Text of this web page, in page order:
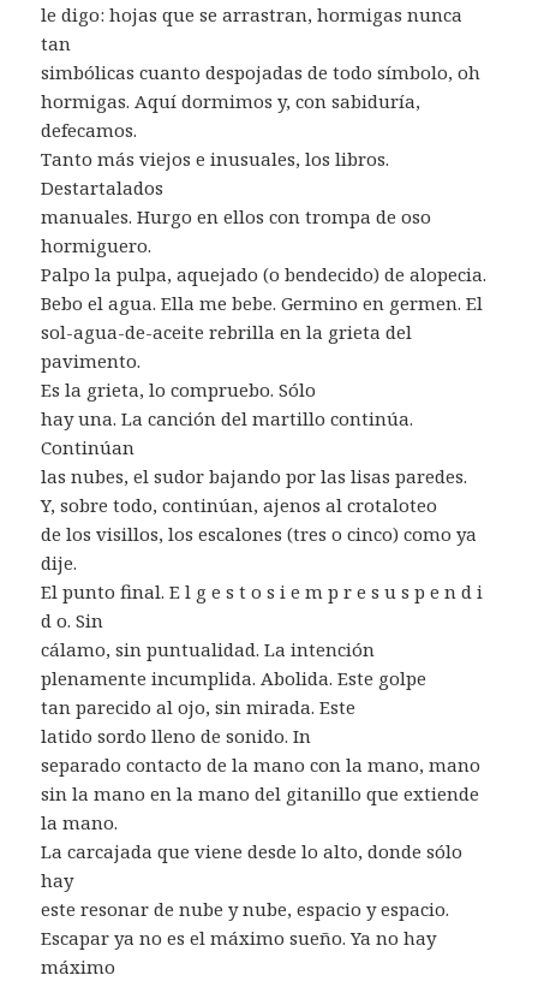
le digo: hojas que se arrastran, hormigas nunca
tan
simbólicas cuanto despojadas de todo símbolo, oh
hormigas. Aquí dormimos y, con sabiduría,
defecamos.
Tanto más viejos e inusuales, los libros.
Destartalados
manuales. Hurgo en ellos con trompa de oso
hormiguero.
Palpo la pulpa, aquejado (o bendecido) de alopecia.
Bebo el agua. Ella me bebe. Germino en germen. El
sol-agua-de-aceite rebrilla en la grieta del
pavimento.
Es la grieta, lo compruebo. Sólo
hay una. La canción del martillo continúa.
Continúan
las nubes, el sudor bajando por las lisas paredes.
Y, sobre todo, continúan, ajenos al crotaloteo
de los visillos, los escalones (tres o cinco) como ya
dije.
El punto final. E l g e s t o s i e m p r e s u s p e n d i
d o. Sin
cálamo, sin puntualidad. La intención
plenamente incumplida. Abolida. Este golpe
tan parecido al ojo, sin mirada. Este
latido sordo lleno de sonido. In
separado contacto de la mano con la mano, mano
sin la mano en la mano del gitanillo que extiende
la mano.
La carcajada que viene desde lo alto, donde sólo
hay
este resonar de nube y nube, espacio y espacio.
Escapar ya no es el máximo sueño. Ya no hay
máximo